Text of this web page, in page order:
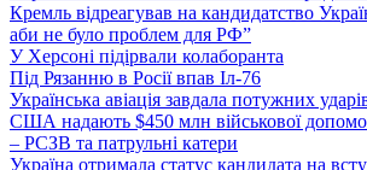
Кремль відреагував на кандидатство
аби не було проблем для РФ”
У Херсоні підірвали колаборанта
Під Рязанню в Росії впав Іл-76
Українська авіація завдала потужних
США надають $450 млн військової
– РСЗВ та патрульні катери
Україна отримала статус кандидата на